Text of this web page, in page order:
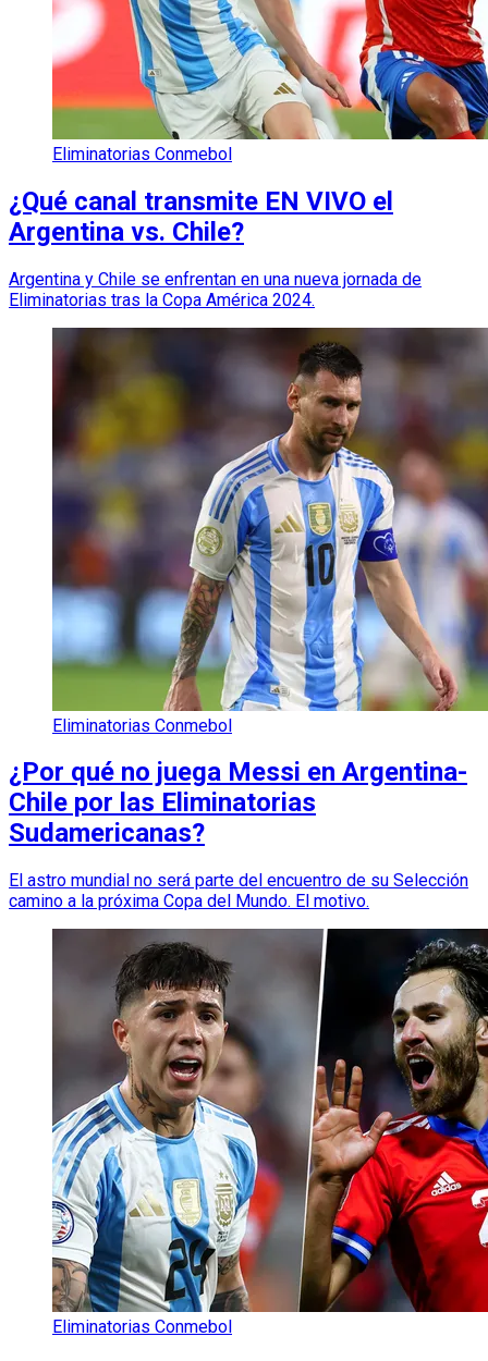
Eliminatorias Conmebol
¿Qué canal transmite EN VIVO el
Argentina vs. Chile?
Argentina y Chile se enfrentan en una nueva jornada de
Eliminatorias tras la Copa América 2024.
Eliminatorias Conmebol
¿Por qué no juega Messi en Argentina-
Chile por las Eliminatorias
Sudamericanas?
El astro mundial no será parte del encuentro de su Selección
camino a la próxima Copa del Mundo. El motivo.
Eliminatorias Conmebol